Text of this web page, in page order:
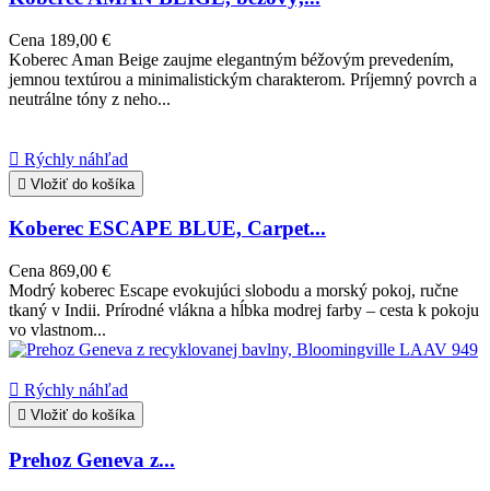
Cena 189,00 €
Koberec Aman Beige zaujme elegantným béžovým prevedením,
jemnou textúrou a minimalistickým charakterom. Príjemný povrch a
neutrálne tóny z neho...
 Rýchly náhľad
 Vložiť do košíka
Koberec ESCAPE BLUE, Carpet...
Cena 869,00 €
Modrý koberec Escape evokujúci slobodu a morský pokoj, ručne
tkaný v Indii. Prírodné vlákna a hĺbka modrej farby – cesta k pokoju
vo vlastnom...
 Rýchly náhľad
 Vložiť do košíka
Prehoz Geneva z...